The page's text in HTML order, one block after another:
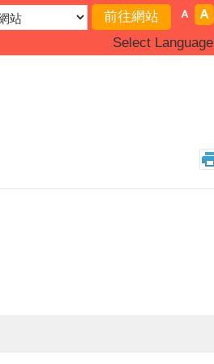
Select Language